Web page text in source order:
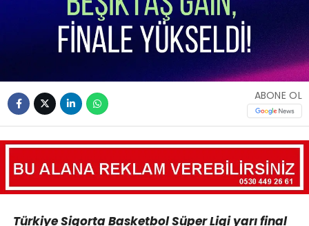
ABONE OL
Türkiye Sigorta Basketbol Süper Ligi yarı final